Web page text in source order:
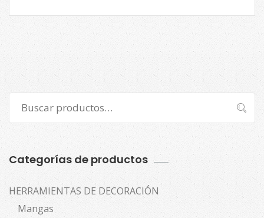
por:
Buscar
Categorías de productos
HERRAMIENTAS DE DECORACIÓN
Mangas